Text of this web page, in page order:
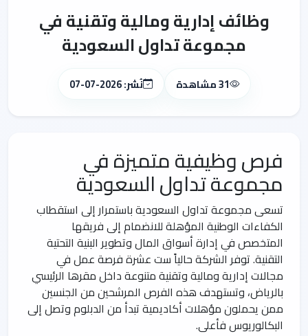
وظائف إدارية ومالية وتقنية في
مجموعة تداول السعودية
31 مشاهدة نُشر: 2026-07-07
فرص وظيفية متميزة في
مجموعة تداول السعودية
تسعى مجموعة تداول السعودية باستمرار إلى استقطاب
الكفاءات الوطنية المؤهلة للانضمام إلى فريقها
المتخصص في إدارة أسواق المال وتطوير البنية التحتية
التقنية. توفر الشركة حالياً ست عشرة فرصة عمل في
مجالات إدارية ومالية وتقنية متنوعة داخل مقرها الرئيسي
بالرياض، وتستهدف هذه الفرص المرشحين من الجنسين
ممن يحملون مؤهلات أكاديمية تبدأ من الدبلوم وتصل إلى
البكالوريوس فأعلى.